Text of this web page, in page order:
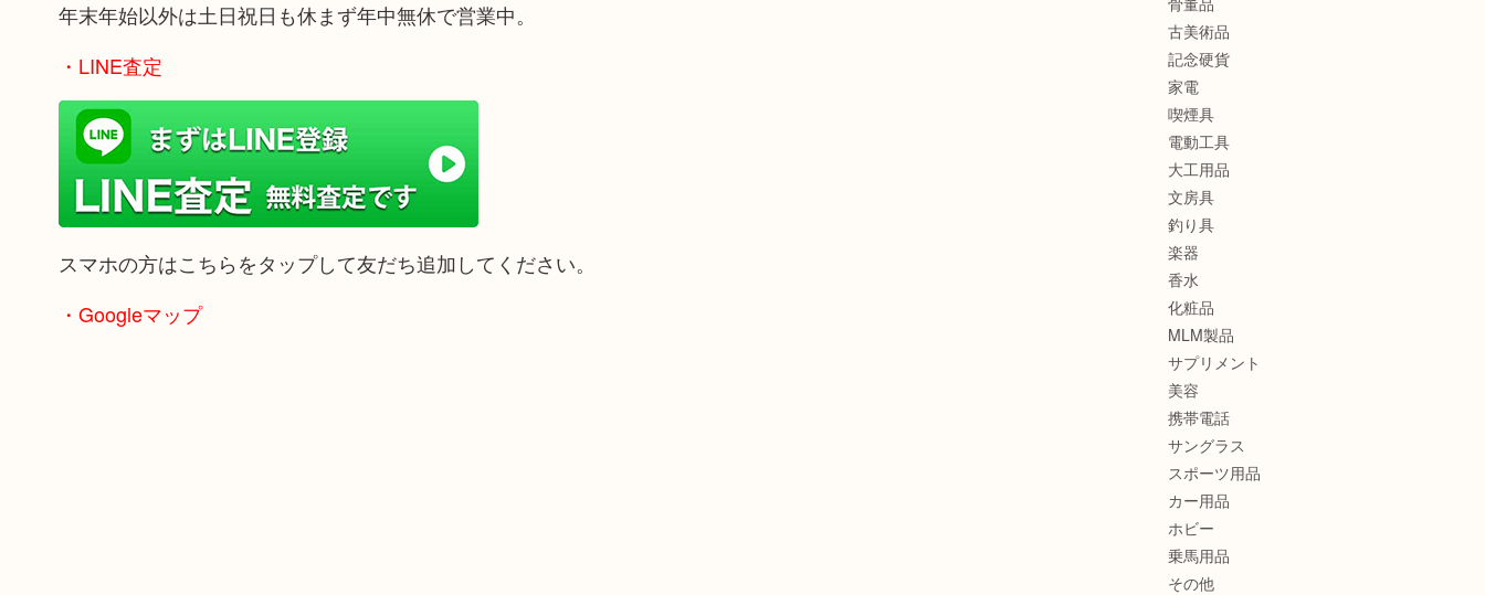
年末年始以外は土日祝日も休まず年中無休で営業中。
・LINE査定
スマホの方はこちらをタップして友だち追加してください。
・Googleマップ
古美術品
記念硬貨
家電
喫煙具
電動工具
大工用品
文房具
釣り具
楽器
香水
化粧品
MLM製品
サプリメント
美容
携帯電話
サングラス
スポーツ用品
カー用品
ホビー
乗馬用品
その他